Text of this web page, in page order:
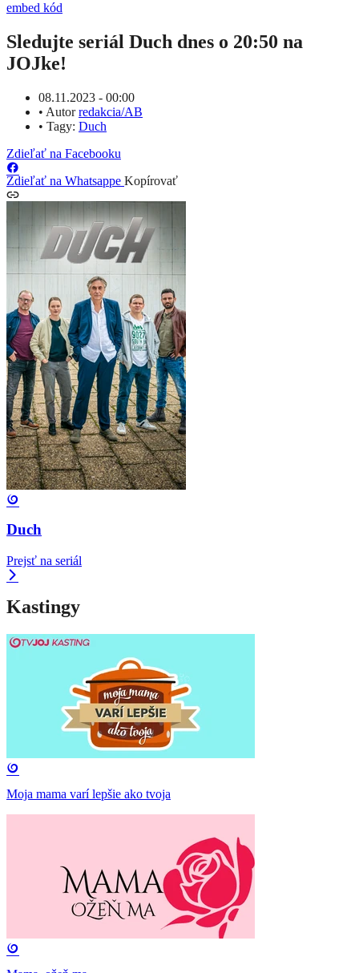
embed kód
Sledujte seriál Duch dnes o 20:50 na
JOJke!
08.11.2023 - 00:00
• Autorredakcia/AB
• Tagy: Duch
Zdieľať na Facebooku
Zdieľať na Whatsappe Kopírovať
Duch
Prejsť na seriál
Kastingy
Moja mama varí lepšie ako tvoja